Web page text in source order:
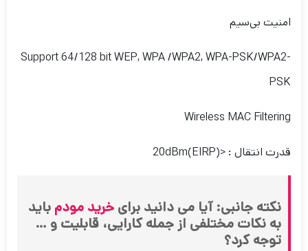
امنیت بی‌سیم
Support 64/128 bit WEP, WPA /WPA2, WPA-PSK/WPA2-
PSK
Wireless MAC Filtering
قدرت انتقال : <20dBm(EIRP)
نکته جانبی: آیا می دانید برای خرید مودم باید
به نکات مختلفی از جمله کارایی، قابلیت و …
توجه کرد؟